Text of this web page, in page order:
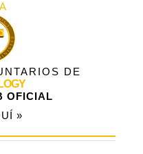
DE
OFICIAL
»